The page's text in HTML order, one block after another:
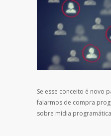
Se esse conceito é novo
falarmos de compra
sobre mídia